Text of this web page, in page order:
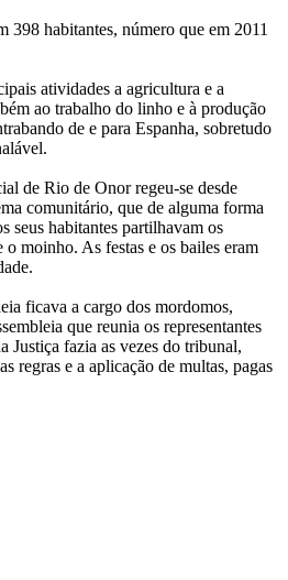
398 habitantes, número que em 2011
atividades a agricultura e a
ao trabalho do linho e à produção
de e para Espanha, sobretudo
de Rio de Onor regeu-se desde
comunitário, que de alguma forma
seus habitantes partilhavam os
moinho. As festas e os bailes eram
ficava a cargo dos mordomos,
que reunia os representantes
Justiça fazia as vezes do tribunal,
regras e a aplicação de multas, pagas